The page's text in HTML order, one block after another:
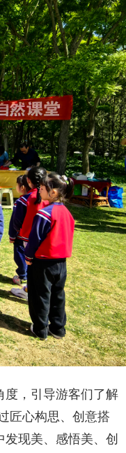
度，引导游客们了解
匠心构思、创意搭
现美、感悟美、创